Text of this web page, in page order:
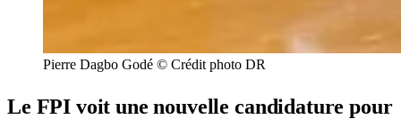
Pierre Dagbo Godé © Crédit photo DR
Le FPI voit une nouvelle candidature pour